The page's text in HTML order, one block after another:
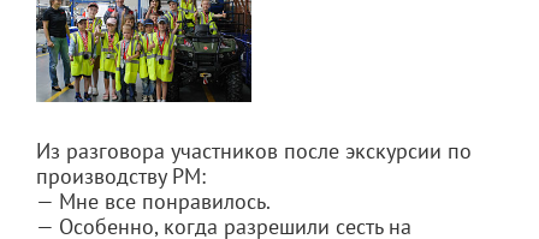
Из разговора участников после экскурсии по
производству РМ:
— Мне все понравилось.
— Особенно, когда разрешили сесть на